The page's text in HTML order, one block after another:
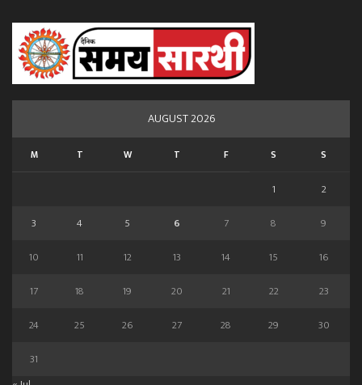
AUGUST 2026
M T W T F S S
1
2
3
4 5 6 7 8
9
10
11 12 13 14 15
16
17
18 19 20 21 22
23
24
25 26 27 28 29
30
31